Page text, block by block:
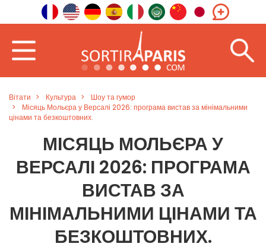
Вітати Культура
Шоу та гумор
Місяць Мольєра у Версалі 2026: програма вистав за мінімальними
цінами та безкоштовних.
МІСЯЦЬ МОЛЬЄРА У
ВЕРСАЛІ 2026: ПРОГРАМА
ВИСТАВ ЗА
МІНІМАЛЬНИМИ ЦІНАМИ ТА
БЕЗКОШТОВНИХ.